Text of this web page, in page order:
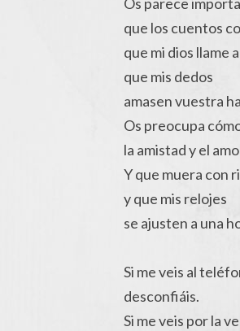
que los cuentos
que mi dios llame
que mis dedos
amasen vuestra
Os preocupa
la amistad y el
Y que muera con
y que mis relojes
se ajusten a una
Si me veis al
desconfiáis.
Si me veis por la